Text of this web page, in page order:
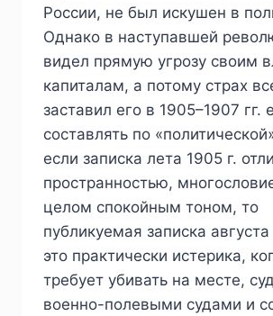
России, не был искушен в
Однако в наступавшей
видел прямую угрозу своим
капиталам, а потому страх
заставил его в 1905–1907 гг.
составлять по
если записка лета 1905 г.
пространностью,
целом спокойным тоном, то
публикуемая записка
это практически истерика,
требует убивать на месте,
военно-полевыми судами и